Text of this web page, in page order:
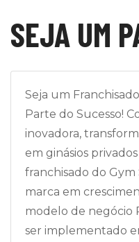
SEJA UM
Seja um
Parte do Sucesso!
inovadora,
em ginásios
franchisado do
marca em
modelo de negócio
ser implementado